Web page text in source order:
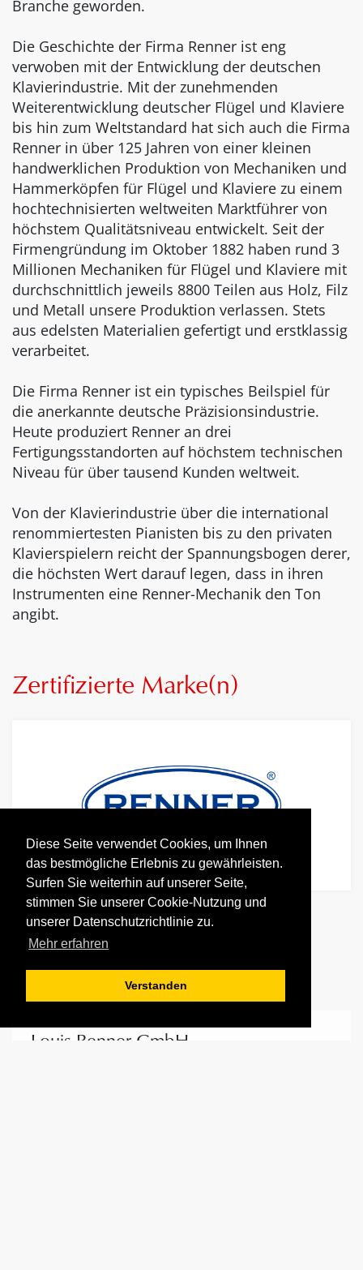
Diese Seite verwendet Cookies, um Ihnen
das bestmögliche Erlebnis zu gewährleisten.
Surfen Sie weiterhin auf unserer Seite,
stimmen Sie unserer Cookie-Nutzung und
unserer Datenschutzrichtlinie zu.
Mehr erfahren
Verstanden
Branche geworden.
Die Geschichte der Firma Renner ist eng
verwoben mit der Entwicklung der deutschen
Klavierindustrie. Mit der zunehmenden
Weiterentwicklung deutscher Flügel und Klaviere
bis hin zum Weltstandard hat sich auch die Firma
Renner in über 125 Jahren von einer kleinen
handwerklichen Produktion von Mechaniken und
Hammerköpfen für Flügel und Klaviere zu einem
hochtechnisierten weltweiten Marktführer von
höchstem Qualitätsniveau entwickelt. Seit der
Firmengründung im Oktober 1882 haben rund 3
Millionen Mechaniken für Flügel und Klaviere mit
durchschnittlich jeweils 8800 Teilen aus Holz, Filz
und Metall unsere Produktion verlassen. Stets
aus edelsten Materialien gefertigt und erstklassig
verarbeitet.
Die Firma Renner ist ein typisches Beilspiel für
die anerkannte deutsche Präzisionsindustrie.
Heute produziert Renner an drei
Fertigungsstandorten auf höchstem technischen
Niveau für über tausend Kunden weltweit.
Von der Klavierindustrie über die international
renommiertesten Pianisten bis zu den privaten
Klavierspielern reicht der Spannungsbogen derer,
die höchsten Wert darauf legen, dass in ihren
Instrumenten eine Renner-Mechanik den Ton
angibt.
Zertifizierte Marke(n)
Kontakt(e)
Louis Renner GmbH